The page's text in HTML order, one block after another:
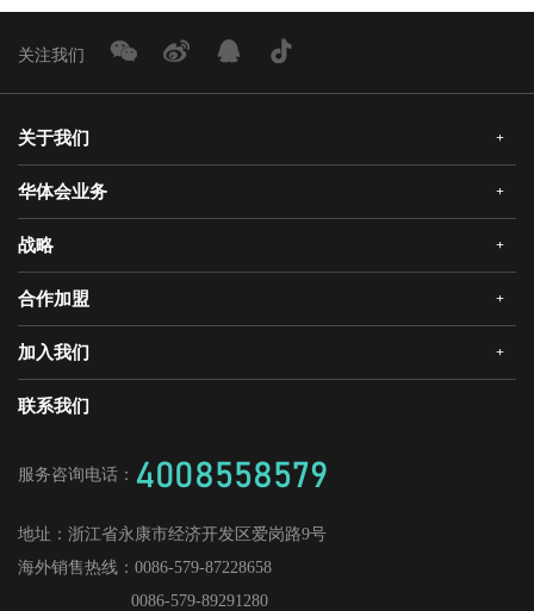
关注我们
关于我们 +
公司简介
企业文化
荣誉资质
发展历程
领导关怀
媒体中心
华体会业务 +
华体会安全门
华体会真AI锁
华体会静音木门
华体会机器人安全门
爱感真全屋智能家居
战略 +
三大智能
研发创新
战略合作
合作加盟 +
经销合作
华体会招商
加入我们 +
人才理念
校园招聘
联系我们
服务咨询电话： 4008558579
地址： 浙江省永康市经济开发区爱岗路9号
海外销售热线： 0086-579-87228658
0086-579-89291280